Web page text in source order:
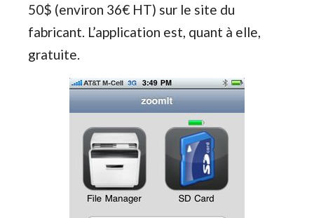
50$ (environ 36€ HT) sur le site du
fabricant. L’application est, quant à elle,
gratuite.